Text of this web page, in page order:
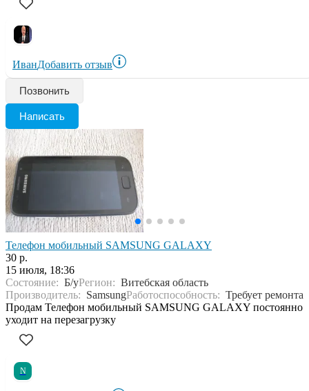
ИванДобавить отзыв
Позвонить
Написать
Телефон мобильный SAMSUNG GALAXY
30 р.
15 июля, 18:36
Состояние: Б/уРегион: Витебская область
Производитель: SamsungРаботоспособность: Требует ремонта
Продам Телефон мобильный SAMSUNG GALAXY постоянно
уходит на перезагрузку
N